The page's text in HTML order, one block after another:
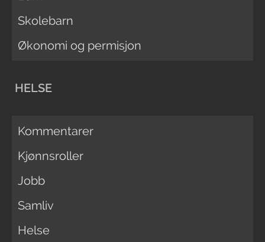
Skolebarn
Økonomi og permisjon
HELSE
Kommentarer
Kjønnsroller
Jobb
Samliv
Helse